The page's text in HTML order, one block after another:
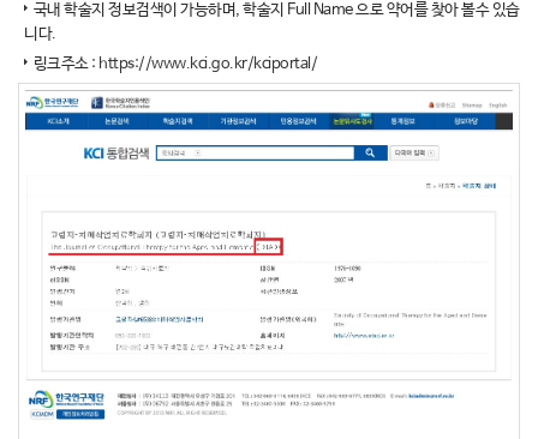
국내 학술지 정보검색이 가능하며, 학술지 Full Name 으로 약어를 찾아 볼수 있습
니다.
링크주소 : https://www.kci.go.kr/kciportal/